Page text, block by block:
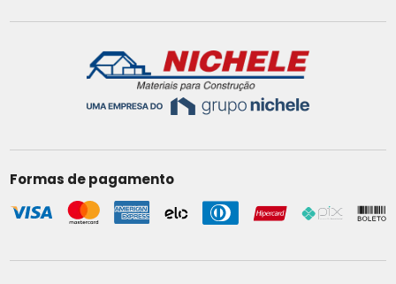
Formas de pagamento